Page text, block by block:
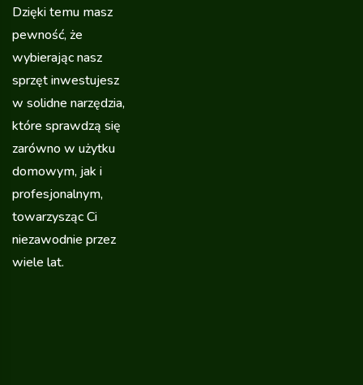
Dzięki temu masz
pewność, że
wybierając nasz
sprzęt inwestujesz
w solidne narzędzia,
które sprawdzą się
zarówno w użytku
domowym, jak i
profesjonalnym,
towarzysząc Ci
niezawodnie przez
wiele lat.